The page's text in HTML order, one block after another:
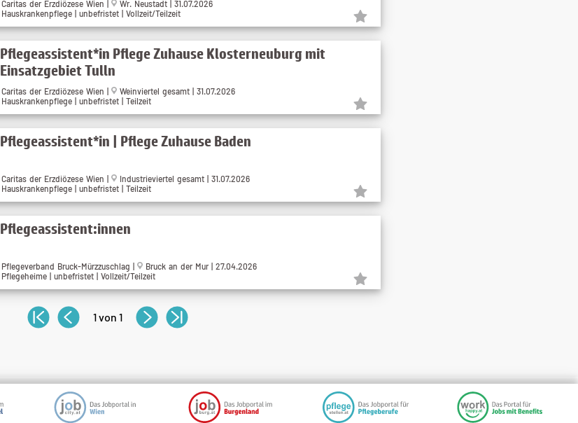
Caritas der Erzdiözese Wien |
Wr. Neustadt | 31.07.2026
Hauskrankenpflege | unbefristet | Vollzeit/Teilzeit
Pflegeassistent*in Pflege Zuhause Klosterneuburg mit
Einsatzgebiet Tulln
Caritas der Erzdiözese Wien |
Weinviertel gesamt | 31.07.2026
Hauskrankenpflege | unbefristet | Teilzeit
Pflegeassistent*in | Pflege Zuhause Baden
Caritas der Erzdiözese Wien |
Industrieviertel gesamt | 31.07.2026
Hauskrankenpflege | unbefristet | Teilzeit
Pflegeassistent:innen
Pflegeverband Bruck-Mürzzuschlag |
Bruck an der Mur | 27.04.2026
Pflegeheime | unbefristet | Vollzeit/Teilzeit
1 von 1